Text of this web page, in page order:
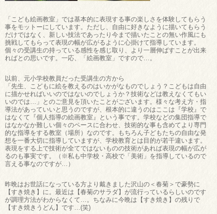
「こども絵画教室」では基本的に表現する事の楽しさを体験してもらう
事をモットーにしています。ただし、自由に好きなように描いてもらう
だけではなく、新しい技法であったり今まで描いたことの無い作風にも
挑戦してもらって表現の幅が広がるように心掛けて指導しています。
個々の受講生の持っている感性を感じ取り、より一層伸ばすことが出来
ればとの思いです。一応、「絵画教室」ですので…。
以前、元小学校教員だった受講生の方から
「先生、こどもに絵を教えるのはいかがなものでしょう？こどもは自由
に描かせればいいのではないのでしょうか？技術などは教えなくてもい
いのでは…」とのご意見を頂いたことがございます。様々な考え方・指
導法があっていいと思うのですが、根本的に違うのはここは『学校』で
はなくて『個人指導の絵画教室』という事です。学校などの集団指導で
はなかなか難しい個々のペースに合わせ、技術的な事も含めてより専門
的な指導をする教室（場所）なのです。もちろん子どもたちの自由な発
想を一番大切に指導していますが、学校教育とは目的が若干違います。
表現をする上で技術が全てではないものの技術があれば表現の幅が広が
るのも事実です。（※私も中学校・高校で「美術」を指導しているので
言える事なのですが…）
昨晩はお世話になっている方より戴きました沢山の＜春菊＞で豪勢に
【すき焼き】に。最近は【春菊のサラダ】が流行っているらしいのです
が調理方法がわからなくて…。ちなみに今晩は【すき焼き】の残りで
【すき焼きうどん】です…(笑)